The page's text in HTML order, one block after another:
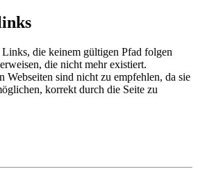
die keinem gültigen Pfad folgen
die nicht mehr existiert.
Webseiten sind nicht zu empfehlen, da sie
korrekt durch die Seite zu